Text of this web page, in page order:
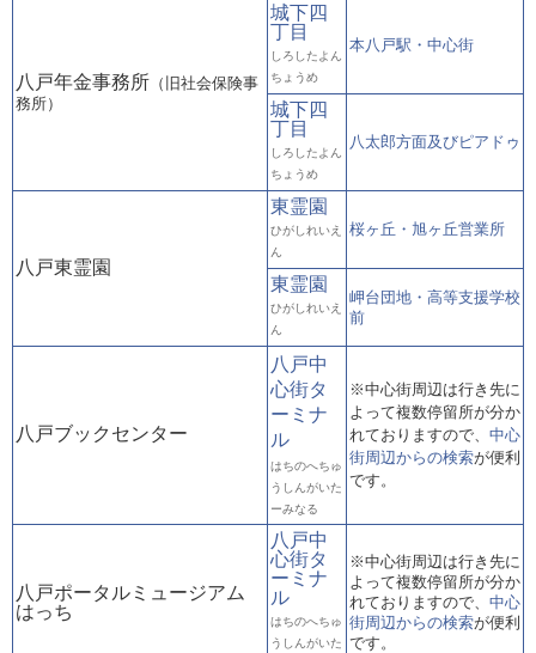
八戸年金事務所 （旧社会保険事
務所）
城下四
丁目
しろしたよん
ちょうめ
本八戸駅・中心街
城下四
丁目
しろしたよん
ちょうめ
八太郎方面及びピアドゥ
八戸東霊園
東霊園
ひがしれいえ
ん
桜ヶ丘・旭ヶ丘営業所
東霊園
ひがしれいえ
ん
岬台団地・高等支援学校
前
八戸ブックセンター
八戸中
心街タ
ーミナ
ル
はちのへちゅ
うしんがいた
ーみなる
※中心街周辺は行き先に
よって複数停留所が分か
れておりますので、 中心
街周辺からの検索が便利
です。
八戸ポータルミュージアム
はっち
八戸中
心街タ
ーミナ
ル
はちのへちゅ
うしんがいた
※中心街周辺は行き先に
よって複数停留所が分か
れておりますので、 中心
街周辺からの検索が便利
です。